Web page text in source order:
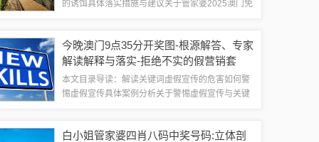
的诱饵具体落实措施与建议关于管家婆2025澳门免
确一点，任何涉及到赌博或...
今晚澳门9点35分开奖图-根源解答、专家
解读解释与落实-拒绝不实的假营销套
本文目录导读：解读关键词虚假宣传的危害如何警
惕虚假宣传具体案例分析关于警惕虚假宣传与关键
前，我想先对大家提供的关键词进行解读和解释...
白小姐管家婆四肖八码中奖号码:立体剖